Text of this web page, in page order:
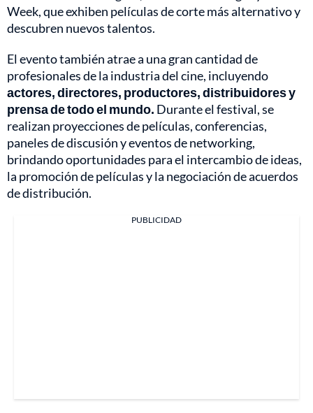
Week, que exhiben películas de corte más alternativo y
descubren nuevos talentos.
El evento también atrae a una gran cantidad de
profesionales de la industria del cine, incluyendo
actores, directores, productores, distribuidores y
prensa de todo el mundo. Durante el festival, se
realizan proyecciones de películas, conferencias,
paneles de discusión y eventos de networking,
brindando oportunidades para el intercambio de ideas,
la promoción de películas y la negociación de acuerdos
de distribución.
PUBLICIDAD